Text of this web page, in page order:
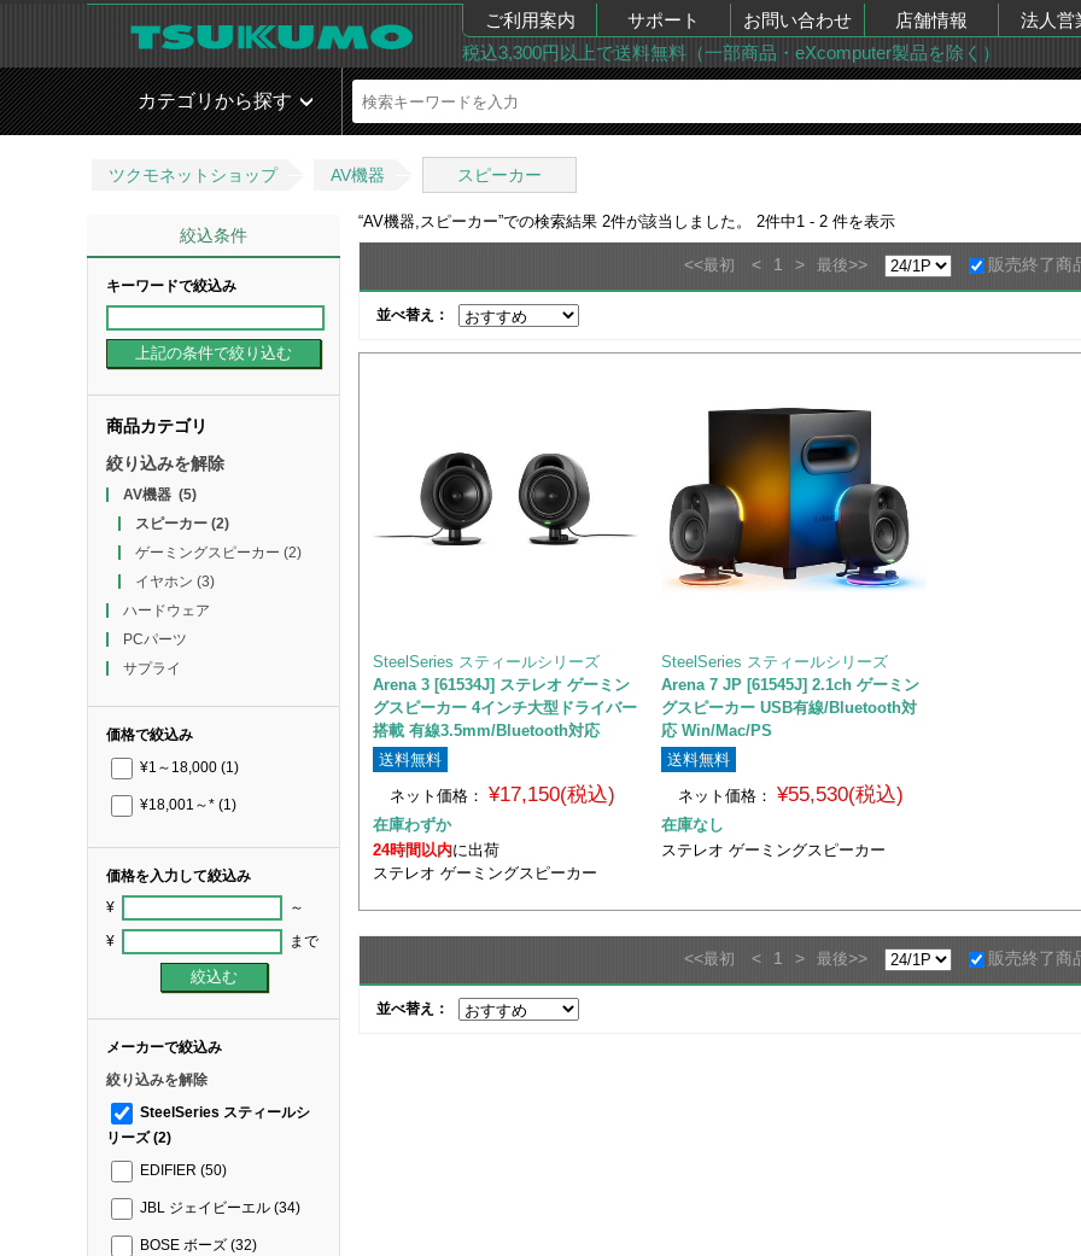
ご利用案内 サポート お問い合わせ 店舗情報 法人営
税込3,300円以上で送料無料（一部商品・eXcomputer製品を除く）
カテゴリから探す
ツクモネットショップ AV機器 スピーカー
絞込条件
キーワードで絞込み
商品カテゴリ
絞り込みを解除
AV機器(5)
スピーカー(2)
ゲーミングスピーカー (2)
イヤホン (3)
ハードウェア
PCパーツ
サプライ
価格で絞込み
¥1～18,000 (1)
¥18,001～* (1)
価格を入力して絞込み
¥ ～
¥ まで
メーカーで絞込み
絞り込みを解除
SteelSeries スティールシ
リーズ(2)
EDIFIER (50)
JBL ジェイビーエル (34)
BOSE ボーズ (32)
“AV機器,スピーカー”での検索結果 2件が該当しました。 2件中1 - 2 件を表示
<<最初 < 1 > 最後>> 販売終了商
並べ替え：
SteelSeries スティールシリーズ
Arena 3 [61534J] ステレオ ゲーミン
グスピーカー 4インチ大型ドライバー
搭載 有線3.5mm/Bluetooth対応
送料無料
ネット価格：
¥17,150(税込)
在庫わずか
24時間以内に出荷
ステレオ ゲーミングスピーカー
SteelSeries スティールシリーズ
Arena 7 JP [61545J] 2.1ch ゲーミン
グスピーカー USB有線/Bluetooth対
応 Win/Mac/PS
送料無料
ネット価格：
¥55,530(税込)
在庫なし
ステレオ ゲーミングスピーカー
<<最初 < 1 > 最後>> 販売終了商
並べ替え：